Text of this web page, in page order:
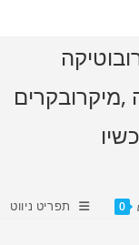
,מיקרובקרים
0 תפריט ניווט